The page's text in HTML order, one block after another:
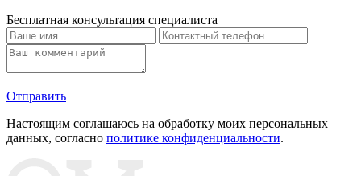
Бесплатная консультация специалиста
Отправить
Настоящим соглашаюсь на обработку моих персональных
данных, согласно политике конфиденциальности.